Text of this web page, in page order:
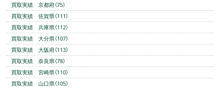
買取実績 京都府（75）
買取実績 佐賀県（111）
買取実績 兵庫県（112）
買取実績 大分県（107）
買取実績 大阪府（113）
買取実績 奈良県（78）
買取実績 宮崎県（110）
買取実績 山口県（105）